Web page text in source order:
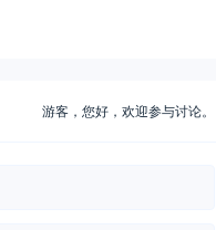
游客， 您好，欢迎参与讨论。